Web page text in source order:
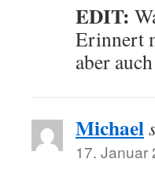
EDIT:
Erinnert
aber
Michael
17. Januar